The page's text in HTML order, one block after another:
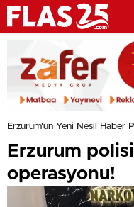
Erzurum'un Yeni Nesil Haber
Erzurum
operasyonu!